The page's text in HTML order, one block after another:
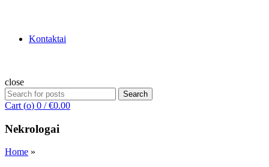
Kontaktai
close
Search
for:
Search
Cart (o) 0 / €0.00
Nekrologai
Home »